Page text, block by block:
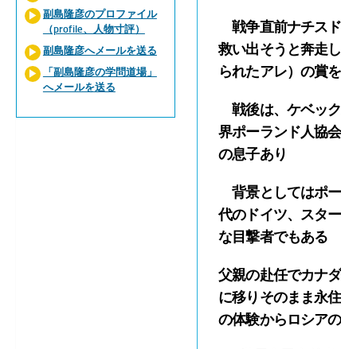
戦争直前ナチス
救い出そうと奔走
られたアレ）の賞
戦後は、ケベッ
界ポーランド人協
の息子あり
背景としてはポ
代のドイツ、スタ
な目撃者でもある
父親の赴任でカナ
に移りそのまま永
の体験からロシア
副島隆彦のプロファイル
（profile、人物寸評）
副島隆彦へメールを送る
「副島隆彦の学問道場」
へメールを送る